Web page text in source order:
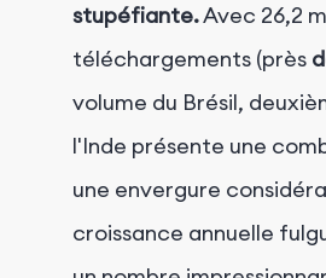
stupéfiante.Avec 26,2
téléchargements (près
volume du Brésil,
l'Inde présente une
une envergure
croissance annuelle